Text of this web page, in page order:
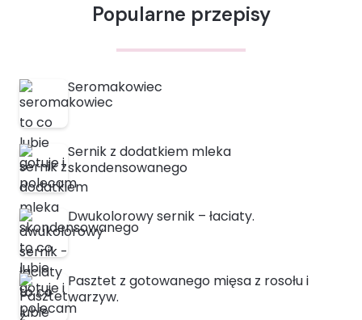
Popularne przepisy
Seromakowiec
Sernik z dodatkiem mleka
skondensowanego
Dwukolorowy sernik – łaciaty.
Pasztet z gotowanego mięsa z rosołu i
warzyw.